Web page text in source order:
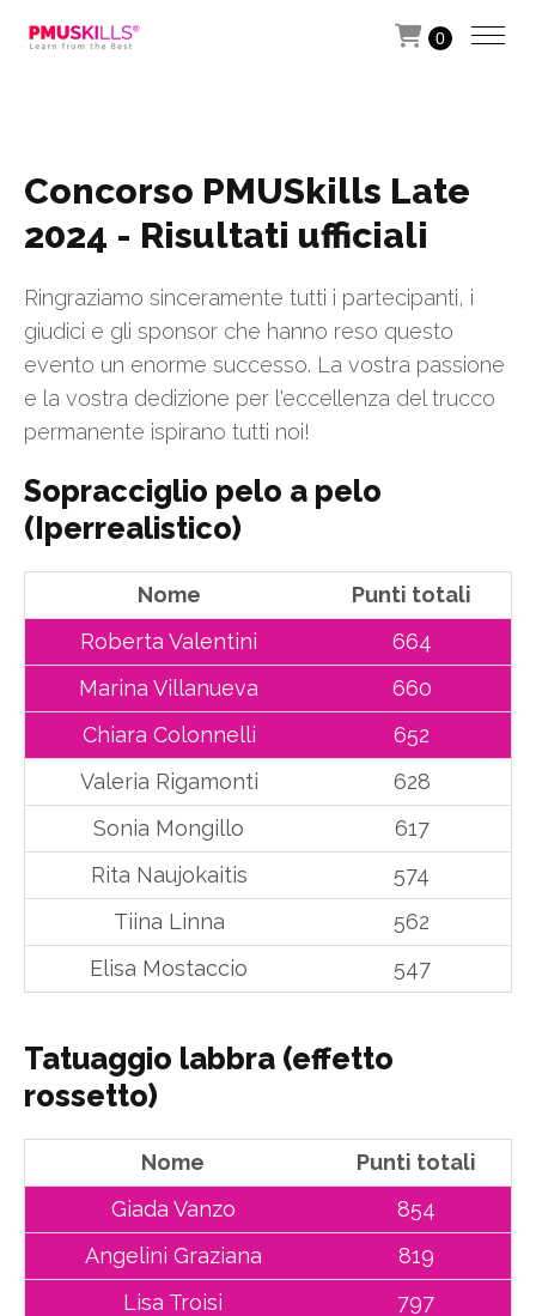
0
Concorso PMUSkills Late
2024 - Risultati ufficiali
Ringraziamo sinceramente tutti i partecipanti, i
giudici e gli sponsor che hanno reso questo
evento un enorme successo. La vostra passione
e la vostra dedizione per l'eccellenza del trucco
permanente ispirano tutti noi!
Sopracciglio pelo a pelo
(Iperrealistico)
Nome
Punti totali
Roberta Valentini
664
Marina Villanueva
660
Chiara Colonnelli
652
Valeria Rigamonti
628
Sonia Mongillo
617
Rita Naujokaitis
574
Tiina Linna
562
Elisa Mostaccio
547
Tatuaggio labbra (effetto
rossetto)
Nome
Punti totali
Giada Vanzo
854
Angelini Graziana
819
Lisa Troisi
797